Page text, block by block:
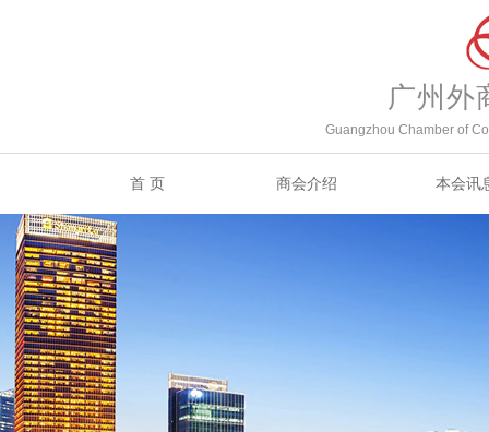
广州外
Guangzhou Chamber of
首 页 商会介绍 本会讯